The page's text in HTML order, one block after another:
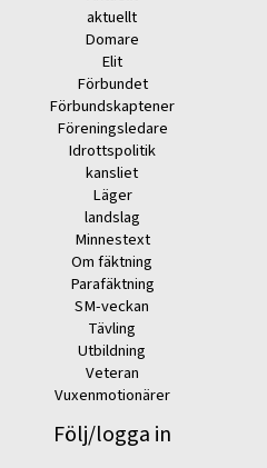
aktuellt
Domare
Elit
Förbundet
Förbundskaptener
Föreningsledare
Idrottspolitik
kansliet
Läger
landslag
Minnestext
Om fäktning
Parafäktning
SM-veckan
Tävling
Utbildning
Veteran
Vuxenmotionärer
Följ/logga in